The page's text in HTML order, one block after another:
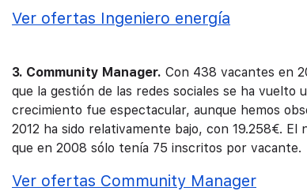
Ver ofertas Ingeniero energía
3. Community Manager. Con 438 vacantes en
que la gestión de las redes sociales se ha
crecimiento fue espectacular, aunque hemos
2012 ha sido relativamente bajo, con 19.258€.
que en 2008 sólo tenía 75 inscritos por vacante.
Ver ofertas Community Manager